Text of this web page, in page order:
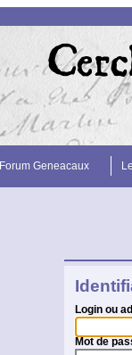
Forum Geneacaux
Login ou
Mot de